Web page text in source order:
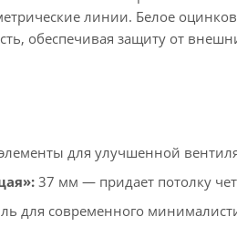
линии. Белое
обеспечивая защиту от
для улучшенной
37 мм — придает потолку
для современного